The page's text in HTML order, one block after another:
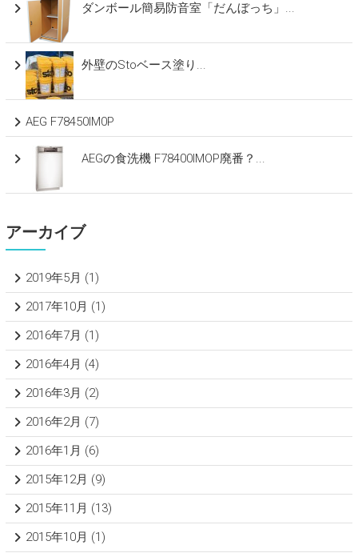
ダンボール簡易防音室「だんぼっち」...
外壁のStoベース塗り...
AEG F78450IM0P
AEGの食洗機 F78400IMOP廃番？...
アーカイブ
2019年5月 (1)
2017年10月 (1)
2016年7月 (1)
2016年4月 (4)
2016年3月 (2)
2016年2月 (7)
2016年1月 (6)
2015年12月 (9)
2015年11月 (13)
2015年10月 (1)